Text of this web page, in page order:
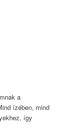
a
ízében, mind
így